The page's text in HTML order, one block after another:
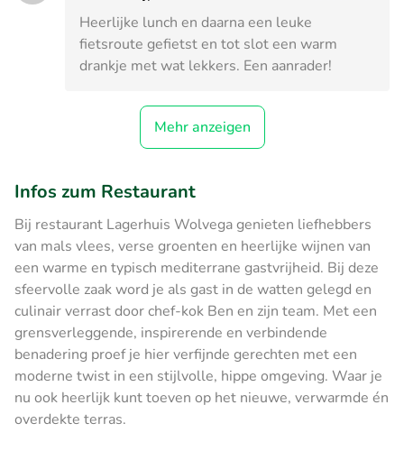
Heerlijke lunch en daarna een leuke
fietsroute gefietst en tot slot een warm
drankje met wat lekkers. Een aanrader!
Mehr anzeigen
Infos zum Restaurant
Bij restaurant Lagerhuis Wolvega genieten liefhebbers
van mals vlees, verse groenten en heerlijke wijnen van
een warme en typisch mediterrane gastvrijheid. Bij deze
sfeervolle zaak word je als gast in de watten gelegd en
culinair verrast door chef-kok Ben en zijn team. Met een
grensverleggende, inspirerende en verbindende
benadering proef je hier verfijnde gerechten met een
moderne twist in een stijlvolle, hippe omgeving. Waar je
nu ook heerlijk kunt toeven op het nieuwe, verwarmde én
overdekte terras.